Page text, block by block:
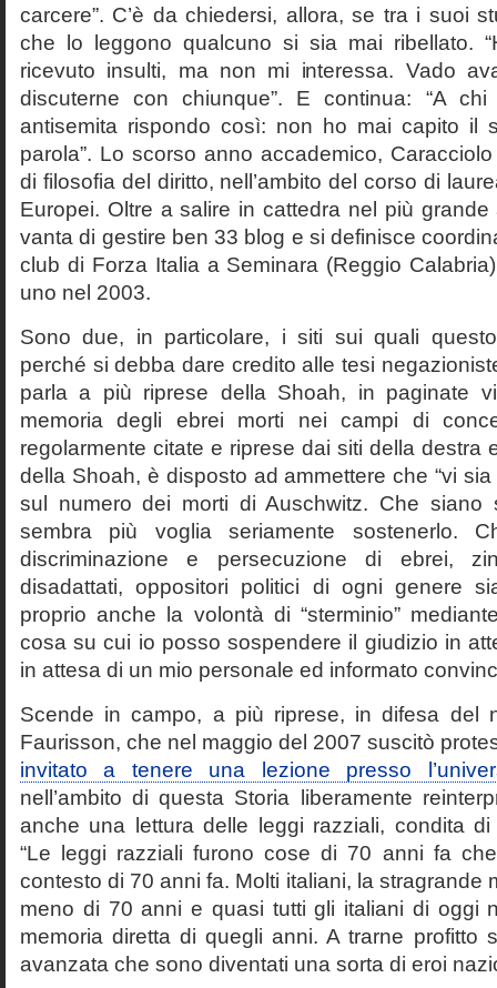
carcere”. C’è da chiedersi, allora, se tra i suoi
che lo leggono qualcuno si sia mai ribellato.
ricevuto insulti, ma non mi interessa. Vado
discuterne con chiunque”. E continua: “A
antisemita rispondo così: non ho mai capito il
parola”. Lo scorso anno accademico,
di filosofia del diritto, nell’ambito del corso di
Europei. Oltre a salire in cattedra nel più grande
vanta di gestire ben 33 blog e si definisce
club di Forza Italia a Seminara (Reggio
uno nel 2003.
Sono due, in particolare, i siti sui quali
perché si debba dare credito alle tesi
parla a più riprese della Shoah, in paginate
memoria degli ebrei morti nei campi di
regolarmente citate e riprese dai siti della destra
della Shoah, è disposto ad ammettere che “vi
sul numero dei morti di Auschwitz. Che siano
sembra più voglia seriamente sostenerlo.
discriminazione e persecuzione di ebrei,
disadattati, oppositori politici di ogni genere
proprio anche la volontà di “sterminio”
cosa su cui io posso sospendere il giudizio in
in attesa di un mio personale ed informato
Scende in campo, a più riprese, in difesa del
Faurisson, che nel maggio del 2007 suscitò
invitato a tenere una lezione presso
nell’ambito di questa Storia liberamente
anche una lettura delle leggi razziali, condita di
“Le leggi razziali furono cose di 70 anni fa
contesto di 70 anni fa. Molti italiani, la stragrande
meno di 70 anni e quasi tutti gli italiani di oggi
memoria diretta di quegli anni. A trarne profitto
avanzata che sono diventati una sorta di eroi